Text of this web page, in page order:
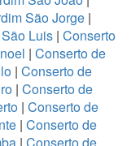
São Jorge |
Luis| Conserto
| Conserto de
| Conserto de
| Conserto de
| Conserto de
| Conserto de